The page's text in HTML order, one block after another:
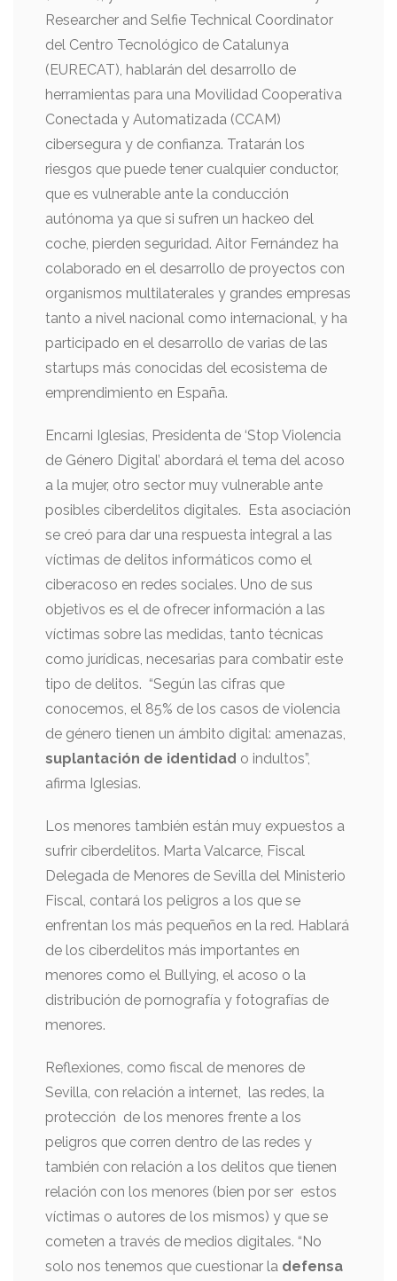
Researcher and Selfie Technical Coordinator
del Centro Tecnológico de Catalunya
(EURECAT), hablarán del desarrollo de
herramientas para una Movilidad Cooperativa
Conectada y Automatizada (CCAM)
cibersegura y de confianza. Tratarán los
riesgos que puede tener cualquier conductor,
que es vulnerable ante la conducción
autónoma ya que si sufren un hackeo del
coche, pierden seguridad. Aitor Fernández ha
colaborado en el desarrollo de proyectos con
organismos multilaterales y grandes empresas
tanto a nivel nacional como internacional, y ha
participado en el desarrollo de varias de las
startups más conocidas del ecosistema de
emprendimiento en España.
Encarni Iglesias, Presidenta de ‘Stop Violencia
de Género Digital’ abordará el tema del acoso
a la mujer, otro sector muy vulnerable ante
posibles ciberdelitos digitales. Esta asociación
se creó para dar una respuesta integral a las
víctimas de delitos informáticos como el
ciberacoso en redes sociales. Uno de sus
objetivos es el de ofrecer información a las
víctimas sobre las medidas, tanto técnicas
como jurídicas, necesarias para combatir este
tipo de delitos. “Según las cifras que
conocemos, el 85% de los casos de violencia
de género tienen un ámbito digital: amenazas,
suplantación de identidad o indultos”,
afirma Iglesias.
Los menores también están muy expuestos a
sufrir ciberdelitos. Marta Valcarce, Fiscal
Delegada de Menores de Sevilla del Ministerio
Fiscal, contará los peligros a los que se
enfrentan los más pequeños en la red. Hablará
de los ciberdelitos más importantes en
menores como el Bullying, el acoso o la
distribución de pornografía y fotografías de
menores.
Reflexiones, como fiscal de menores de
Sevilla, con relación a internet, las redes, la
protección de los menores frente a los
peligros que corren dentro de las redes y
también con relación a los delitos que tienen
relación con los menores (bien por ser estos
víctimas o autores de los mismos) y que se
cometen a través de medios digitales. “No
solo nos tenemos que cuestionar la defensa